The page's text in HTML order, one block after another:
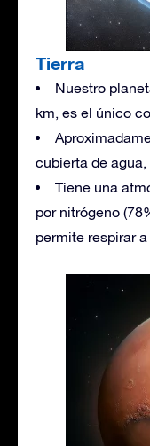
Tierra
Nuestro
km, es el único
cubierta de
Tiene una
por nitrógeno
permite respirar